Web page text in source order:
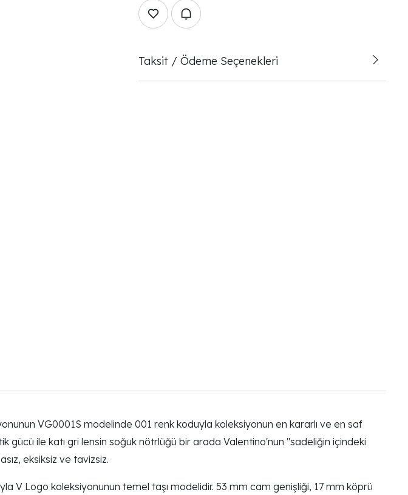
Taksit / Ödeme Seçenekleri
VG0001S modelinde 001 renk koduyla koleksiyonun en kararlı ve en saf
ile katı gri lensin soğuk nötrlüğü bir arada Valentino'nun "sadeliğin içindeki
eksiksiz ve tavizsiz.
V Logo koleksiyonunun temel taşı modelidir. 53 mm cam genişliği, 17 mm köprü